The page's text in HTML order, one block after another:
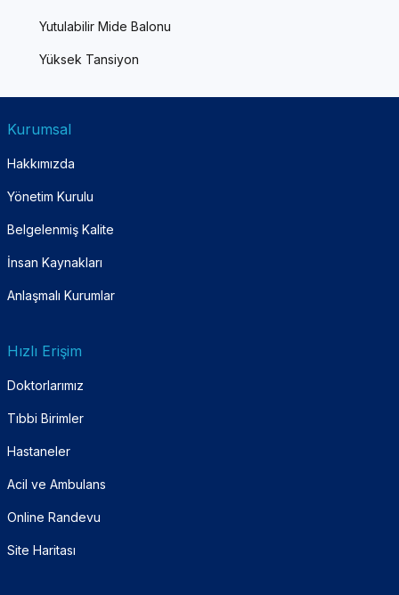
Yutulabilir Mide Balonu
Yüksek Tansiyon
Kurumsal
Hakkımızda
Yönetim Kurulu
Belgelenmiş Kalite
İnsan Kaynakları
Anlaşmalı Kurumlar
Hızlı Erişim
Doktorlarımız
Tıbbi Birimler
Hastaneler
Acil ve Ambulans
Online Randevu
Site Haritası